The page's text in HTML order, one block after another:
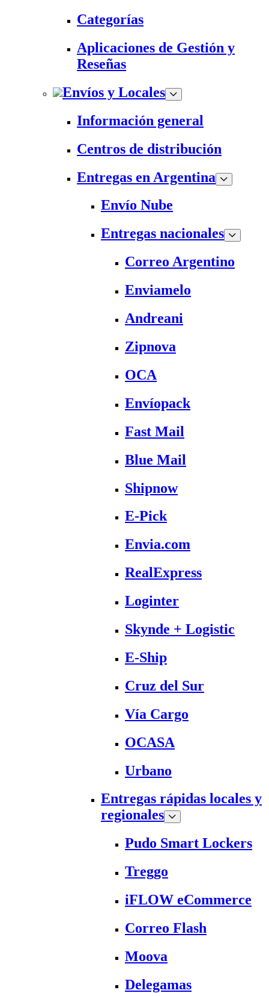
Categorías
Aplicaciones de Gestión y
Reseñas
Envíos y Locales
Información general
Centros de distribución
Entregas en Argentina
Envío Nube
Entregas nacionales
Correo Argentino
Enviamelo
Andreani
Zipnova
OCA
Envíopack
Fast Mail
Blue Mail
Shipnow
E-Pick
Envia.com
RealExpress
Loginter
Skynde + Logistic
E-Ship
Cruz del Sur
Vía Cargo
OCASA
Urbano
Entregas rápidas locales y
regionales
Pudo Smart Lockers
Treggo
iFLOW eCommerce
Correo Flash
Moova
Delegamas